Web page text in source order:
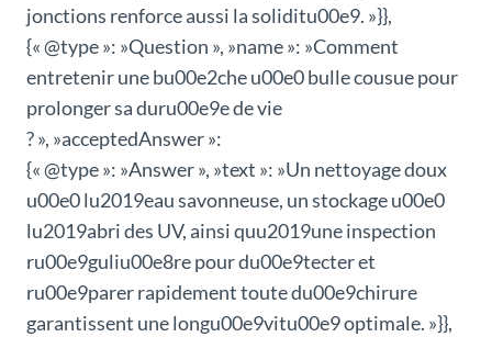
jonctions renforce aussi la soliditu00e9. »}},
{« @type »: »Question », »name »: »Comment
entretenir une bu00e2che u00e0 bulle cousue pour
prolonger sa duru00e9e de vie
? », »acceptedAnswer »:
{« @type »: »Answer », »text »: »Un nettoyage doux
u00e0 lu2019eau savonneuse, un stockage u00e0
lu2019abri des UV, ainsi quu2019une inspection
ru00e9guliu00e8re pour du00e9tecter et
ru00e9parer rapidement toute du00e9chirure
garantissent une longu00e9vitu00e9 optimale. »}},